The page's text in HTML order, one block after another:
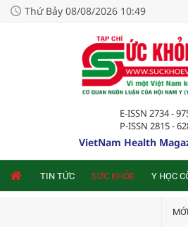
Thứ Bảy 08/08/2026 10:49
E-ISSN 2734 -
P-ISSN 2815 -
VietNam Health
TIN TỨC SỨC KHỎE Y HỌC